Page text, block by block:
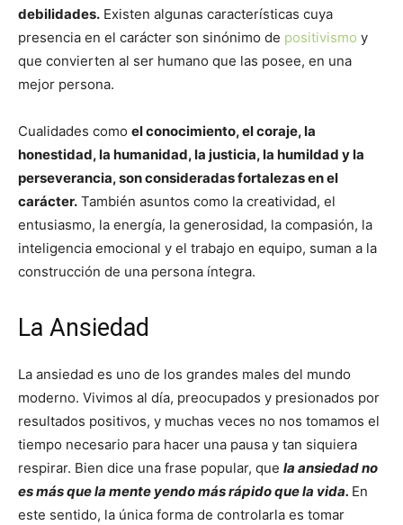
debilidades. Existen algunas características cuya
presencia en el carácter son sinónimo de positivismo y
que convierten al ser humano que las posee, en una
mejor persona.
Cualidades como el conocimiento, el coraje, la
honestidad, la humanidad, la justicia, la humildad y la
perseverancia, son consideradas fortalezas en el
carácter. También asuntos como la creatividad, el
entusiasmo, la energía, la generosidad, la compasión, la
inteligencia emocional y el trabajo en equipo, suman a la
construcción de una persona íntegra.
La Ansiedad
La ansiedad es uno de los grandes males del mundo
moderno. Vivimos al día, preocupados y presionados por
resultados positivos, y muchas veces no nos tomamos el
tiempo necesario para hacer una pausa y tan siquiera
respirar. Bien dice una frase popular, que la ansiedad no
es más que la mente yendo más rápido que la vida. En
este sentido, la única forma de controlarla es tomar